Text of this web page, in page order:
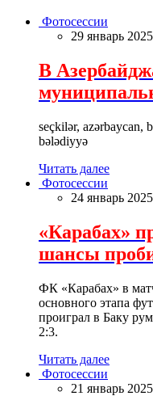
Фотосессии
29 январь
В
seçkilər, azərbaycan,
bələdiyyə
Читать далее
Фотосессии
24 январь
«Карабах»
шансы
ФК «Карабах» в
основного этапа
проиграл в Баку
2:3.
Читать далее
Фотосессии
21 январь